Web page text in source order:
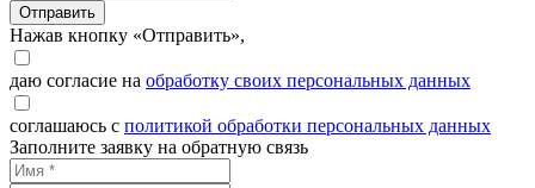
Отправить
Нажав кнопку «Отправить»,
даю согласие на обработку своих персональных данных
соглашаюсь с политикой обработки персональных данных
Заполните заявку на обратную связь